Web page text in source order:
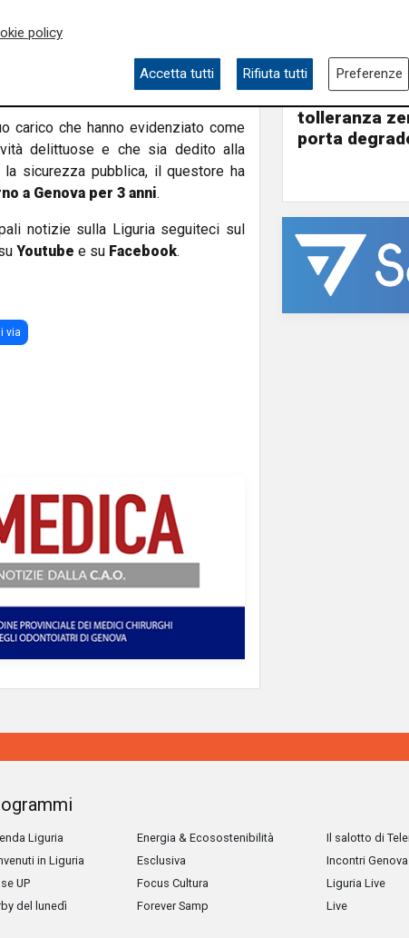
appurare che il 43enne era
coppia residente nello stesso
carico che hanno evidenziato come
delittuose e che sia dedito alla
sicurezza pubblica, il questore ha
a Genova per 3 anni.
notizie sulla Liguria seguiteci sul
Youtube e su Facebook.
via
Pres.
Ponente):
tolleranza
porta
Liguria
in Liguria
UP
del lunedì
Energia & Ecosostenibilità
Esclusiva
Focus Cultura
Forever Samp
Il salotto di
Incontri
Liguria Live
Live
policy
Accetta tutti Rifiuta tutti Preferenze